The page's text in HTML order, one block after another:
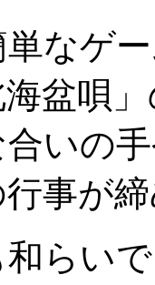
なゲ
盆唄
いの
事が
らい